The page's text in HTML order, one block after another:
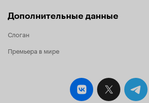
Дополнительные данные
Слоган
Премьера в мире